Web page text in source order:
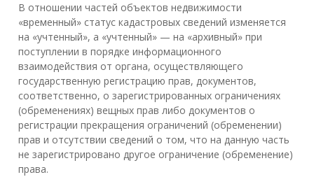
В отношении частей объектов недвижимости
«временный» статус кадастровых сведений изменяется
на «учтенный», а «учтенный» — на «архивный» при
поступлении в порядке информационного
взаимодействия от органа, осуществляющего
государственную регистрацию прав, документов,
соответственно, о зарегистрированных ограничениях
(обременениях) вещных прав либо документов о
регистрации прекращения ограничений (обременении)
прав и отсутствии сведений о том, что на данную часть
не зарегистрировано другое ограничение (обременение)
права.